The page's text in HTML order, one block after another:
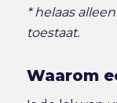
* helaas
toestaat.
Waarom